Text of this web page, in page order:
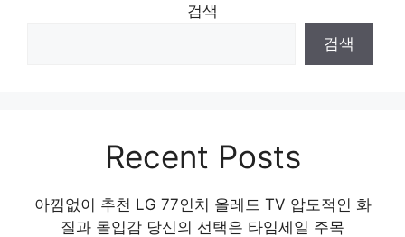
검색
검색
Recent Posts
아낌없이 추천 LG 77인치 올레드 TV 압도적인 화
질과 몰입감 당신의 선택은 타임세일 주목